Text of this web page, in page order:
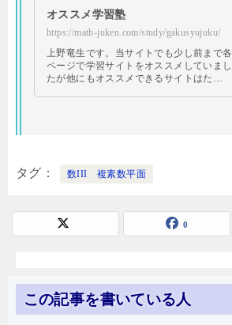
オススメ学習塾
https://math-juken.com/study/gakusyujuku/
上野竜生です。当サイトでも少し前まで各
ページで学習サイトをオススメしていまし
たが他にもオススメできるサイトはた…
タグ 数III 複素数平面
0
この記事を書いている人